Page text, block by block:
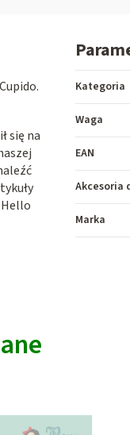
się na
Kategoria
Waga
EAN
Akcesoria
Marka